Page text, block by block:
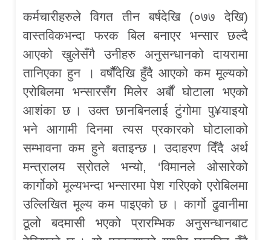
कर्मचारीहरुले विगत तीन बर्षदेखि (०७७ देखि)
वास्तविकभन्दा फरक बिल बनाएर भन्सार छल्दै
आएको खुलेसँगै उनीहरु अनुसन्धानको दायरामा
तानिएका हुन । वर्षौैंदेखि हुँदै आएको कम मूल्यको
एरोबिलमा भन्सारसँग मिलेर अर्बाैं घोटाला भएको
आशंका छ । उक्त छानबिनलाई टुंगोमा पु¥याइयो
भने आगामी दिनमा त्यस प्रकारको घोटालाको
सम्भावना कम हुने बताइन्छ । उदाहरण दिँदै अर्थ
मन्त्रालय स्रोतले भन्यो, ‘विमानले ओसारेको
कार्गोको मूल्यभन्दा भन्सारमा पेश गरिएको एरोबिलमा
उल्लिखित मूल्य कम पाइएको छ । कार्गो ढुवानीमा
ठूलो बदमासी भएको प्रारम्भिक अनुसन्धानबाट